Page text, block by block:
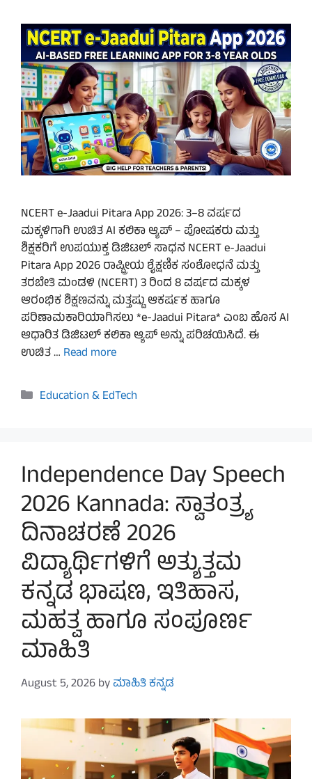
NCERT e-Jaadui Pitara App 2026: 3–8 ವರ್ಷದ
ಮಕ್ಕಳಿಗಾಗಿ ಉಚಿತ AI ಕಲಿಕಾ ಆ್ಯಪ್ – ಪೋಷಕರು ಮತ್ತು
ಶಿಕ್ಷಕರಿಗೆ ಉಪಯುಕ್ತ ಡಿಜಿಟಲ್ ಸಾಧನ NCERT e-Jaadui
Pitara App 2026 ರಾಷ್ಟ್ರೀಯ ಶೈಕ್ಷಣಿಕ ಸಂಶೋಧನೆ ಮತ್ತು
ತರಬೇತಿ ಮಂಡಳಿ (NCERT) 3 ರಿಂದ 8 ವರ್ಷದ ಮಕ್ಕಳ
ಆರಂಭಿಕ ಶಿಕ್ಷಣವನ್ನು ಮತ್ತಷ್ಟು ಆಕರ್ಷಕ ಹಾಗೂ
ಪರಿಣಾಮಕಾರಿಯಾಗಿಸಲು *e-Jaadui Pitara* ಎಂಬ ಹೊಸ AI
ಆಧಾರಿತ ಡಿಜಿಟಲ್ ಕಲಿಕಾ ಆ್ಯಪ್ ಅನ್ನು ಪರಿಚಯಿಸಿದೆ. ಈ
ಉಚಿತ … Read more
Categories
Education & EdTech
Independence Day Speech
2026 Kannada: ಸ್ವಾತಂತ್ರ್ಯ
ದಿನಾಚರಣೆ 2026
ವಿದ್ಯಾರ್ಥಿಗಳಿಗೆ ಅತ್ಯುತ್ತಮ
ಕನ್ನಡ ಭಾಷಣ, ಇತಿಹಾಸ,
ಮಹತ್ವ ಹಾಗೂ ಸಂಪೂರ್ಣ
ಮಾಹಿತಿ
August 5, 2026byಮಾಹಿತಿ ಕನ್ನಡ